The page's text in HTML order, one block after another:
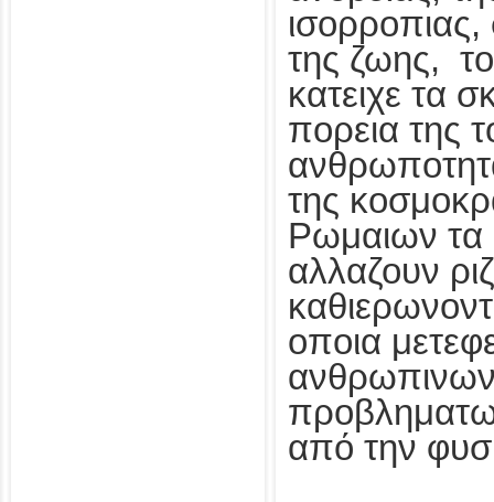
ισορροπιας,
της ζωης,
κατειχε τα
πορεια της
της
Ρωμαιων
αλλαζουν
οποια
από την